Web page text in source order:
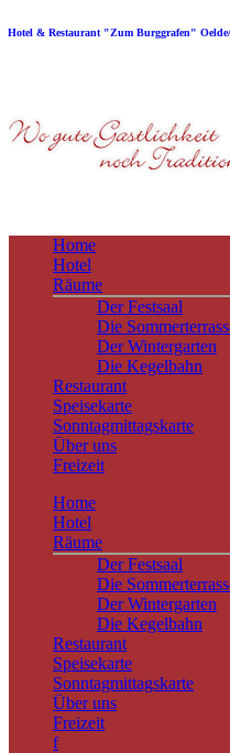
Home
Hotel
Räume
Der Festsaal
Die
Der Wintergarten
Die Kegelbahn
Restaurant
Speisekarte
Sonntagmittagskarte
Über uns
Freizeit
Home
Hotel
Räume
Der Festsaal
Die
Der Wintergarten
Die Kegelbahn
Restaurant
Speisekarte
Sonntagmittagskarte
Über uns
Freizeit
f
Hotel & Restaurant "Zum Burggrafen"